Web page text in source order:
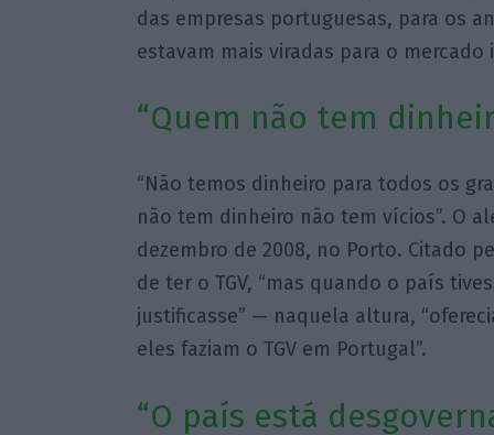
das empresas portuguesas, para os
estavam mais viradas para o
“Quem não tem
“Não temos dinheiro para todos os
não tem dinheiro não tem vícios”. O
dezembro de 2008, no Porto. Citado
de ter o TGV, “mas quando o país
justificasse” — naquela altura,
eles faziam o TGV em Portugal”.
“O país está